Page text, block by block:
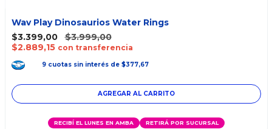
Wav Play Dinosaurios Water Rings
$3.399,00
$3.999,00
$2.889,15 con transferencia
9 cuotas sin interés de $377,67
RECIBÍ EL LUNES EN AMBA RETIRÁ POR SUCURSAL